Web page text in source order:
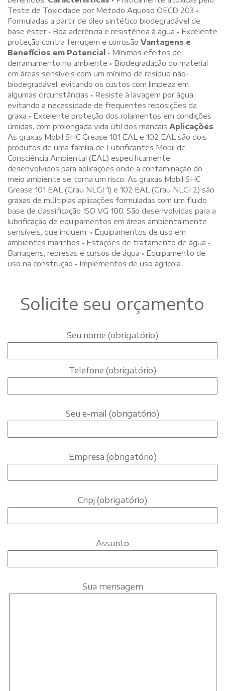
Teste de Toxicidade por Método Aquoso OECD 203 •
Formuladas a partir de óleo sintético biodegradável de
base éster • Boa aderência e resistência à água • Excelente
proteção contra ferrugem e corrosão Vantagens e
Benefícios em Potencial • Mínimos efeitos de
derramamento no ambiente • Biodegradação do material
em áreas sensíveis com um mínimo de resíduo não-
biodegradável, evitando os custos com limpeza em
algumas circunstâncias • Resiste à lavagem por água,
evitando a necessidade de frequentes reposições da
graxa • Excelente proteção dos rolamentos em condições
úmidas, com prolongada vida útil dos mancais Aplicações
As graxas Mobil SHC Grease 101 EAL e 102 EAL são dois
produtos de uma família de Lubrificantes Mobil de
Consciência Ambiental (EAL) especificamente
desenvolvidos para aplicações onde a contaminação do
meio ambiente se torna um risco. As graxas Mobil SHC
Grease 101 EAL (Grau NLGI 1) e 102 EAL (Grau NLGI 2) são
graxas de múltiplas aplicações formuladas com um fluido
base de classificação ISO VG 100. São desenvolvidas para a
lubrificação de equipamentos em áreas ambientalmente
sensíveis, que incluem: • Equipamentos de uso em
ambientes marinhos • Estações de tratamento de água •
Barragens, represas e cursos de água • Equipamento de
uso na construção • Implementos de uso agrícola
Solicite seu orçamento
Seu nome (obrigatório)
Telefone (obrigatório)
Seu e-mail (obrigatório)
Empresa (obrigatório)
Cnpj (obrigatório)
Assunto
Sua mensagem